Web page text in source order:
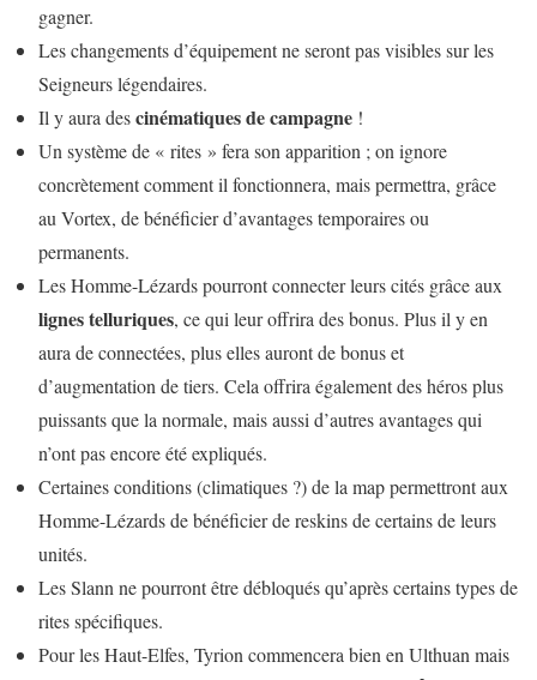
gagner.
Les changements d’équipement ne seront pas visibles sur les
Seigneurs légendaires.
Il y aura descinématiques de campagne !
Un système de « rites » fera son apparition ; on ignore
concrètement comment il fonctionnera, mais permettra, grâce
au Vortex, de bénéficier d’avantages temporaires ou
permanents.
Les Homme-Lézards pourront connecter leurs cités grâce aux
lignes telluriques, ce qui leur offrira des bonus. Plus il y en
aura de connectées, plus elles auront de bonus et
d’augmentation de tiers. Cela offrira également des héros plus
puissants que la normale, mais aussi d’autres avantages qui
n’ont pas encore été expliqués.
Certaines conditions (climatiques ?) de la map permettront aux
Homme-Lézards de bénéficier de reskins de certains de leurs
unités.
Les Slann ne pourront être débloqués qu’après certains types de
rites spécifiques.
Pour les Haut-Elfes, Tyrion commencera bien en Ulthuan mais